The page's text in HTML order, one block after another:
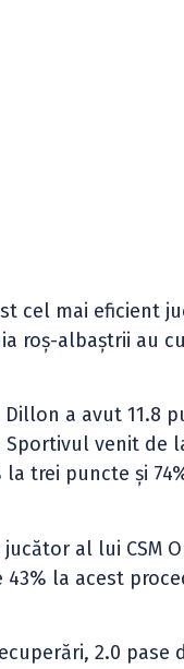
cel mai eficient
roș-albaștrii au
a avut 11.8
Sportivul venit de
trei puncte și
al lui CSM
la acest
2.0 pase